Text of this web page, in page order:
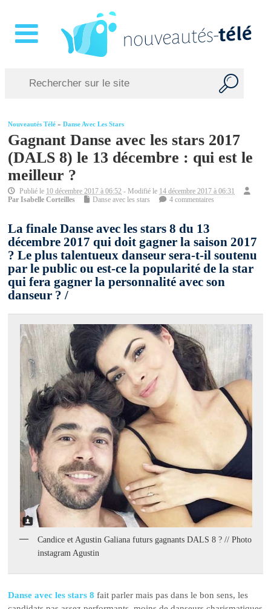
Nouveautés Télé »Danse Avec Les Stars
Gagnant Danse avec les stars 2017
(DALS 8) le 13 décembre : qui est le
meilleur ?
Publié le 10 décembre 2017 à 06:52 - Modifié le 14 décembre 2017 à 06:31
ParIsabelle Corteilles Danse avec les stars 4 commentaires
La finale Danse avec les stars 8 du 13
décembre 2017 qui doit gagner la saison 2017
? Le plus talentueux danseur sera-t-il soutenu
par le public ou est-ce la popularité de la star
qui fera gagner la personnalité avec son
danseur ? /
Candice et Agustin Galiana futurs gagnants DALS 8 ? // Photo
instagram Agustin
Danse avec les stars 8 fait parler mais pas dans le bon sens, les